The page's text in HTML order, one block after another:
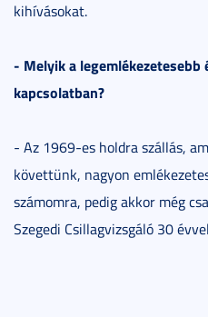
kihívásokat.
- Melyik a legemlékezetesebb
kapcsolatban?
- Az 1969-es holdra szállás,
követtünk, nagyon
számomra, pedig akkor még
Szegedi Csillagvizsgáló 30